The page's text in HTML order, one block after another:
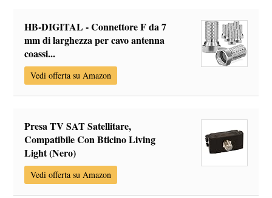
HB-DIGITAL - Connettore F da 7
mm di larghezza per cavo antenna
coassi...
Vedi offerta su Amazon
Presa TV SAT Satellitare,
Compatibile Con Bticino Living
Light (Nero)
Vedi offerta su Amazon